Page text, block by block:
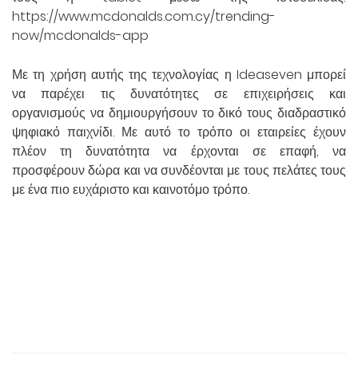
https://www.mcdonalds.com.cy/trending-
now/mcdonalds-app
Με τη χρήση αυτής της τεχνολογίας η Ideaseven μπορεί
να παρέχει τις δυνατότητες σε επιχειρήσεις και
οργανισμούς να δημιουργήσουν το δικό τους διαδραστικό
ψηφιακό παιχνίδι. Με αυτό το τρόπο οι εταιρείες έχουν
πλέον τη δυνατότητα να έρχονται σε επαφή, να
προσφέρουν δώρα και να συνδέονται με τους πελάτες τους
με ένα πιο ευχάριστο και καινοτόμο τρόπο.